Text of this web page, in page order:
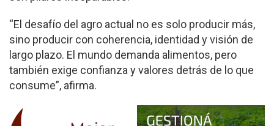
“El desafío del agro actual no es solo producir más,
sino producir con coherencia, identidad y visión de
largo plazo. El mundo demanda alimentos, pero
también exige confianza y valores detrás de lo que
consume”, afirma.